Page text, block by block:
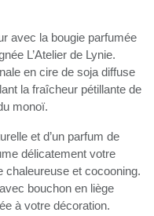
avec la bougie parfumée
L’Atelier de Lynie.
en cire de soja diffuse
la fraîcheur pétillante de
monoï.
et d’un parfum de
délicatement votre
chaleureuse et cocooning.
bouchon en liège
à votre décoration.